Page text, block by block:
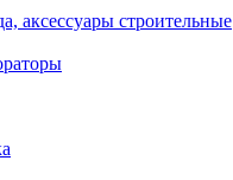
аксессуары строительные